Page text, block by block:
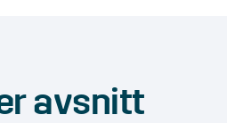
avsnitt